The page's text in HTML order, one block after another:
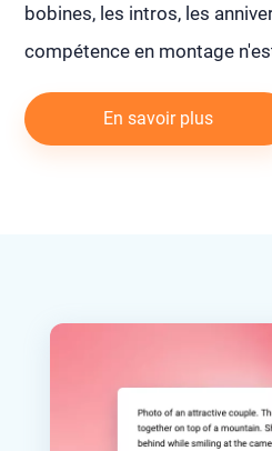
bobines, les intros, les
compétence en montage
En savoir plus